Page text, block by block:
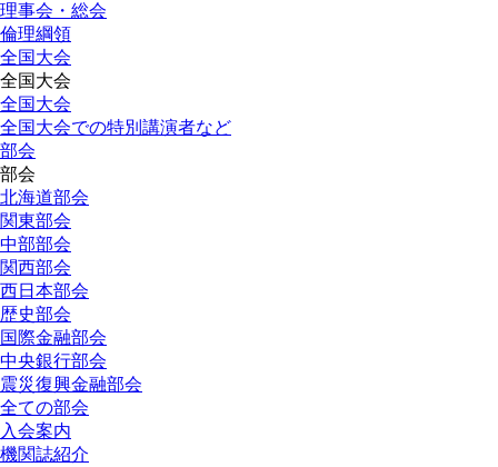
理事会・総会
倫理綱領
全国大会
全国大会
全国大会
全国大会での特別講演者など
部会
部会
北海道部会
関東部会
中部部会
関西部会
西日本部会
歴史部会
国際金融部会
中央銀行部会
震災復興金融部会
全ての部会
入会案内
機関誌紹介